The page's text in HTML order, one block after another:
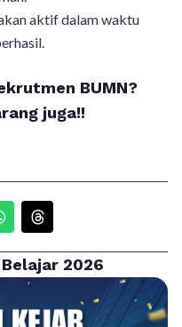
aktif dalam waktu
BUMN?
juga!!
2026